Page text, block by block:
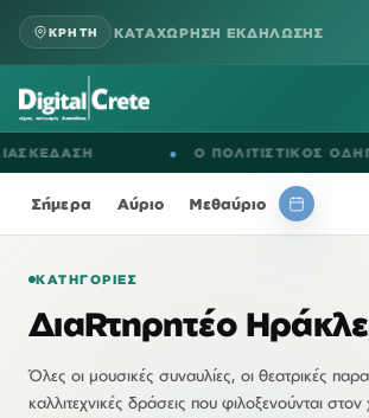
ΚΡΗΤΗ ΚΑΤΑΧΩΡΗΣΗ ΕΚΔΗΛΩΣΗΣ
Ο ΠΟΛΙΤΙΣΤΙΚΟΣ ΟΔΗΓΟΣ
Σήμερα Αύριο Μεθαύριο
ΚΑΤΗΓΟΡΊΕΣ
ΔιαRτηρητέο
Όλες οι μουσικές συναυλίες, οι θεατρικές
καλλιτεχνικές δράσεις που φιλοξενούνται